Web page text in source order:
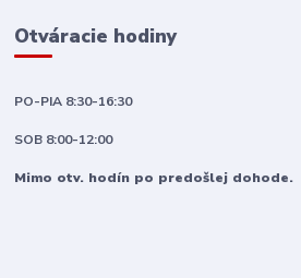
Otváracie hodiny
PO-PIA 8:30-16:30
SOB 8:00-12:00
Mimo otv. hodín po predošlej dohode.